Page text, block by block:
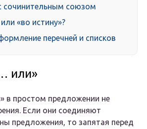
сочинительным союзом
«во истину»?
перечней и списков
или»
в простом предложении не
Если они соединяют
предложения, то запятая перед